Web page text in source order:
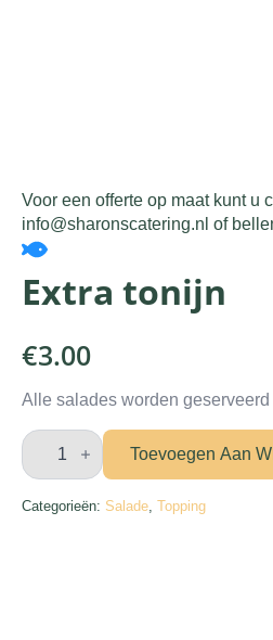
Voor een offerte op maat kunt u
info@sharonscatering.nl of
Extra tonijn
€3.00
Alle salades worden
Extra
tonijn
aantal
Toevoegen Aan
Categorieën: Salade, Topping